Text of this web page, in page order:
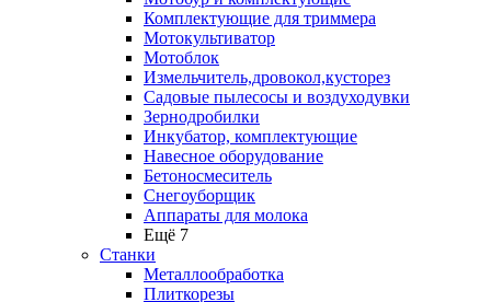
Комплектующие для триммера
Мотокультиватор
Мотоблок
Измельчитель,дровокол,кусторез
Садовые пылесосы и воздуходувки
Зернодробилки
Инкубатор, комплектующие
Навесное оборудование
Бетоносмеситель
Снегоуборщик
Аппараты для молока
Ещё 7
Станки
Металлообработка
Плиткорезы